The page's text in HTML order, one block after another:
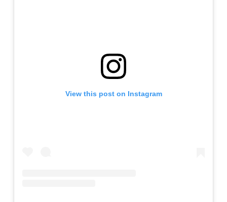
View this post on Instagram